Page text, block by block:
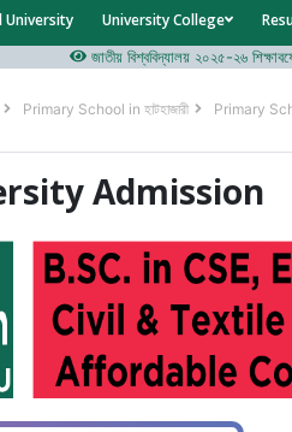
University College
জাতীয় বিশ্ববিদ্যালয় ২০২৫-২৬ শিক্ষাবর্ষের
Primary School in হাটহাজারী Primary
Admission